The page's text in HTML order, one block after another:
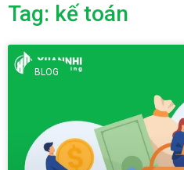
Tag: kế toán
BLOG